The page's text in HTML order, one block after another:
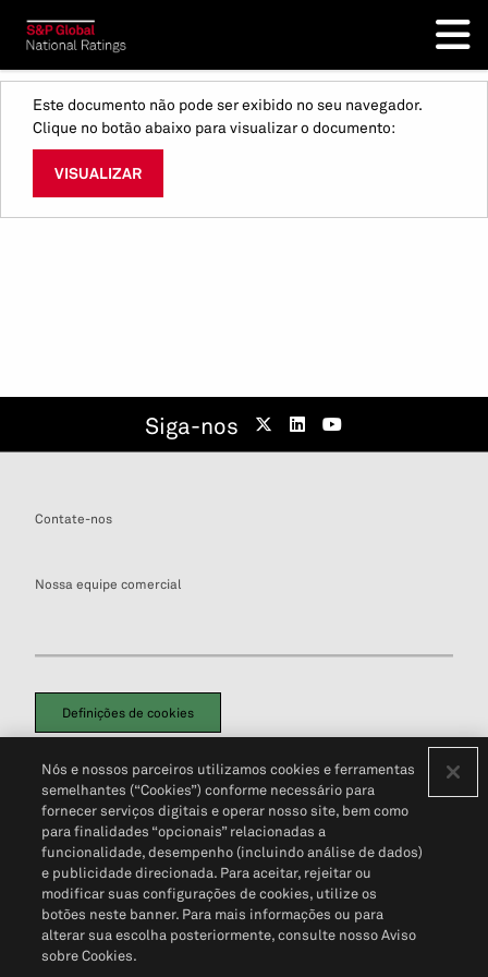
Este documento não pode ser exibido no seu navegador.
Clique no botão abaixo para visualizar o documento:
VISUALIZAR
Siga-nos
Contate-nos
Nossa equipe comercial
Definições de cookies
Política de PrivacidadePortal de privacidade do cliente (em inglês)
Não Venda Minhas Informações Pessoais© 2026 S&P Global
Nós e nossos parceiros utilizamos cookies e ferramentas
semelhantes (“Cookies”) conforme necessário para
fornecer serviços digitais e operar nosso site, bem como
para finalidades “opcionais” relacionadas a
funcionalidade, desempenho (incluindo análise de dados)
e publicidade direcionada. Para aceitar, rejeitar ou
modificar suas configurações de cookies, utilize os
botões neste banner. Para mais informações ou para
alterar sua escolha posteriormente, consulte nosso Aviso
sobre Cookies.